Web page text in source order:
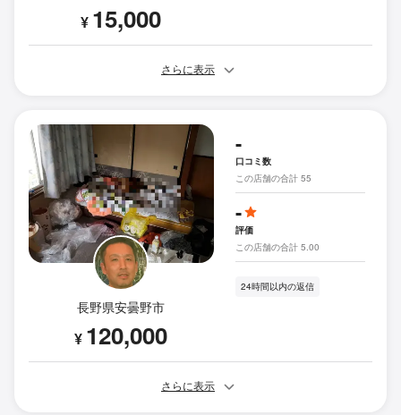
¥ 15,000
さらに表示
長野県安曇野市
¥ 120,000
-
口コミ数
この店舗の合計 55
-
評価
この店舗の合計 5.00
24時間以内の返信
さらに表示